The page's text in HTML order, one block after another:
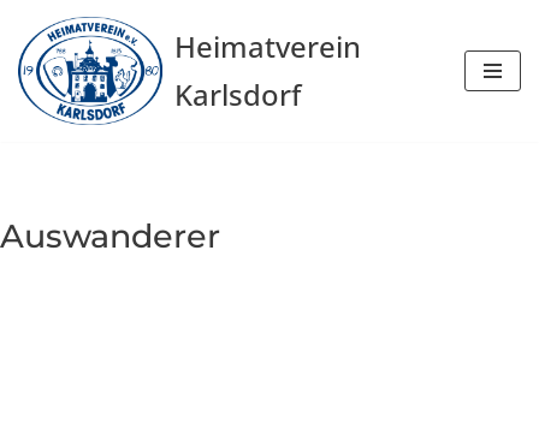
Zum
Inhalt
springen
Heimatverein
Karlsdorf
Auswanderer